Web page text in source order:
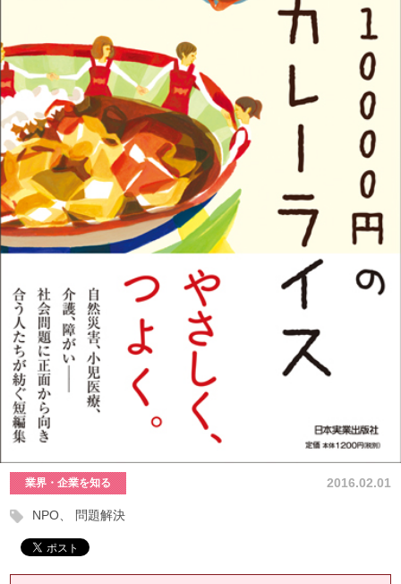
2016.02.01
業界・企業を知る
NPO 問題解決